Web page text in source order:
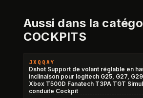
Aussi dans la
COCKPITS
JXQQAY
Dshot Support de volant réglable en
inclinaison pour logitech G25, G27,
Xbox T500D Fanatech T3PA TGT
conduite Cockpit